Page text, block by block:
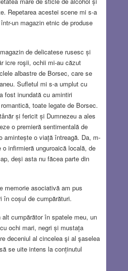
Repetarea acestei scene mi s-a
un magazin etnic de produse
de delicatese rusesc și
icre roşii, ochii mi-au căzut
albastre de Borsec, care se
Sufletul mi s-a umplut cu
fost inundată cu amintiri
toate legate de Borsec.
și fericit și Dumnezeu a ales
o premieră sentimentală de
amintește o viață întreagă. Da, m-
infirmieră unguroaică locală, de
deși asta nu făcea parte din
memorie asociativă am pus
în coșul de cumpărături.
cumpărător în spatele meu, un
ochi mari, negri și mustața
deceniul al cincelea şi al şaselea
se uite intens la conținutul